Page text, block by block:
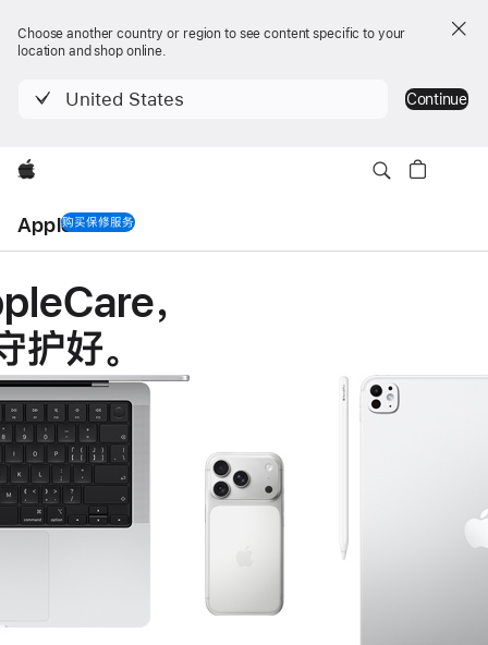
Choose another country or region to see content specific to your
location and shop online.
United States Continue
Apple
AppleCare
购买保修服务
，
护好。